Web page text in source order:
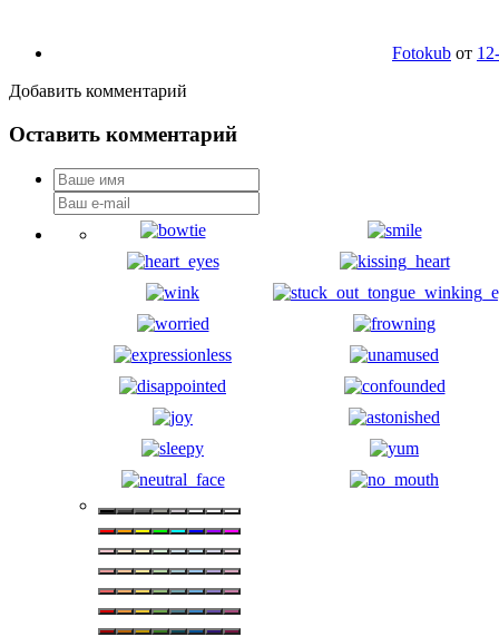
Fotokub от
Добавить комментарий
Оставить комментарий